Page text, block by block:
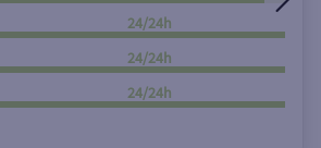
24/24h
24/24h
24/24h